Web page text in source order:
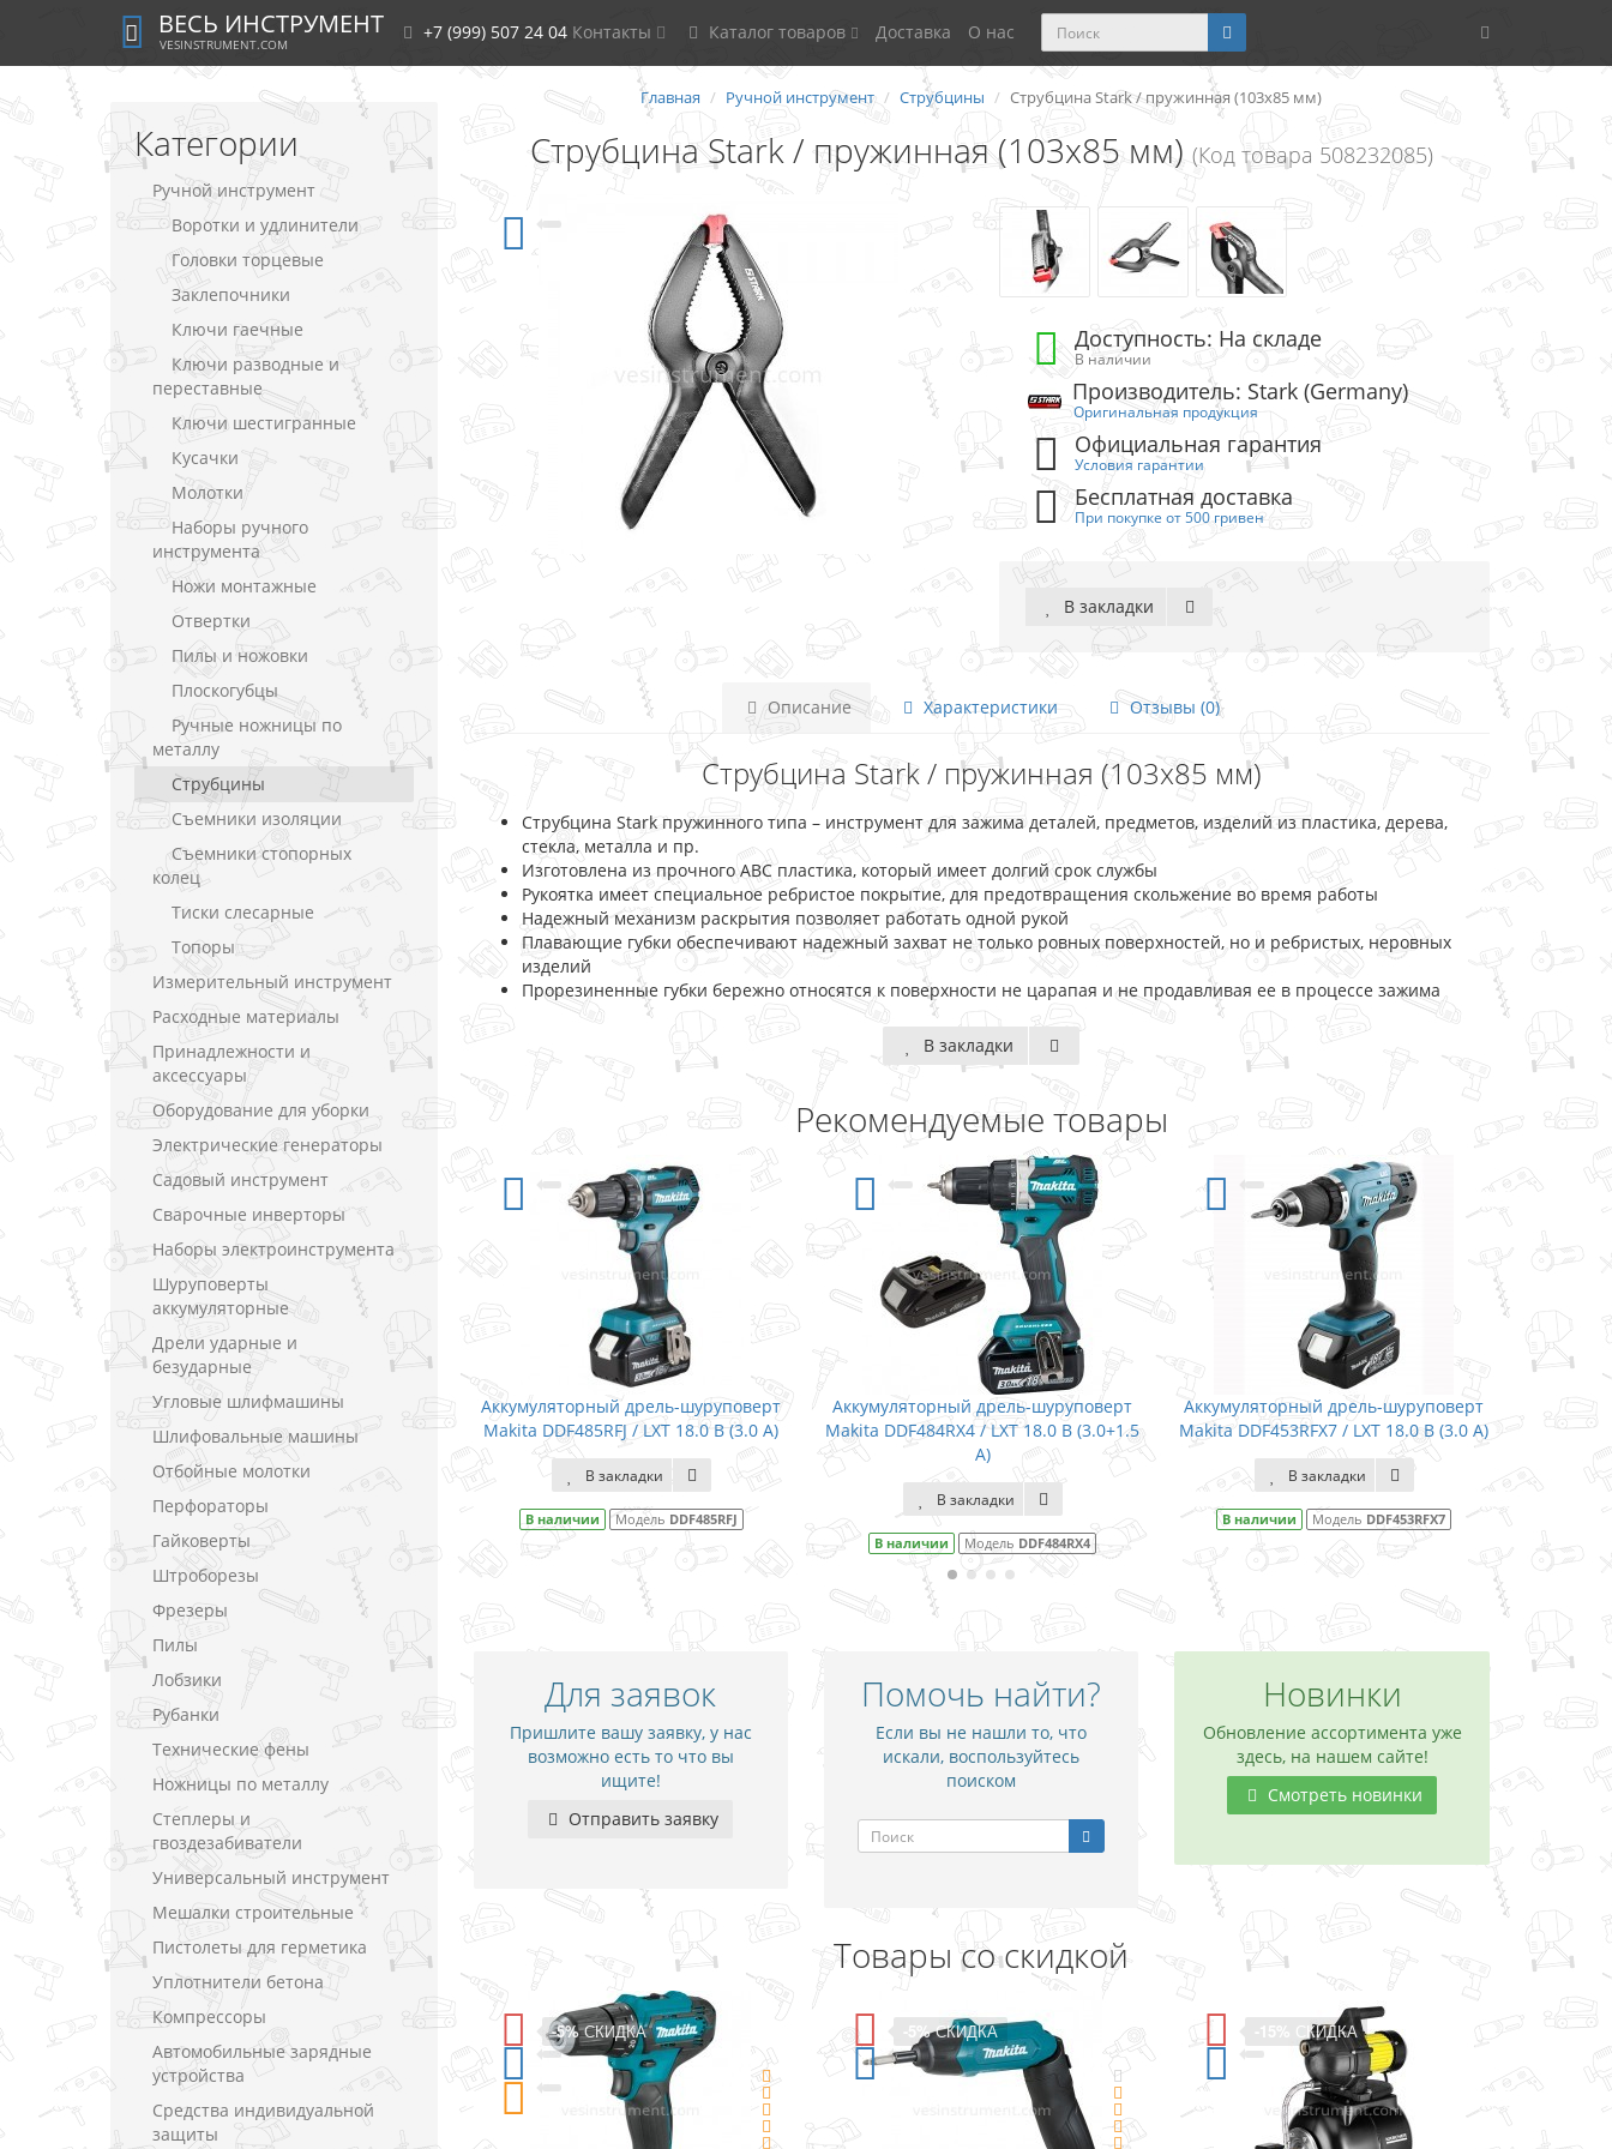
ВЕСЬ ИНСТРУМЕНТ
VESINSTRUMENT.COM
+7 (999) 507 24 04 Контакты Каталог товаров Доставка О нас
Категории
Ручной инструмент
Воротки и удлинители
Головки торцевые
Заклепочники
Ключи гаечные
Ключи разводные и
переставные
Ключи шестигранные
Кусачки
Молотки
Наборы ручного
инструмента
Ножи монтажные
Отвертки
Пилы и ножовки
Плоскогубцы
Ручные ножницы по
металлу
Струбцины
Съемники изоляции
Съемники стопорных
колец
Тиски слесарные
Топоры
Измерительный инструмент
Расходные материалы
Принадлежности и
аксессуары
Оборудование для уборки
Электрические генераторы
Садовый инструмент
Сварочные инверторы
Наборы электроинструмента
Шуруповерты
аккумуляторные
Дрели ударные и
безударные
Угловые шлифмашины
Шлифовальные машины
Отбойные молотки
Перфораторы
Гайковерты
Штроборезы
Фрезеры
Пилы
Лобзики
Рубанки
Технические фены
Ножницы по металлу
Степлеры и
гвоздезабиватели
Универсальный инструмент
Мешалки строительные
Пистолеты для герметика
Уплотнители бетона
Компрессоры
Автомобильные зарядные
устройства
Средства индивидуальной
защиты
Главная Ручной инструмент Струбцины Струбцина Stark / пружинная (103x85 мм)
Струбцина Stark / пружинная (103x85 мм) (Код товара 508232085)
Доступность: На складе
В наличии
Производитель: Stark (Germany)
Оригинальная продукция
Официальная гарантия
Условия гарантии
Бесплатная доставка
При покупке от 500 гривен
В закладки
Описание Характеристики Отзывы (0)
Струбцина Stark / пружинная (103x85 мм)
Струбцина Stark пружинного типа – инструмент для зажима деталей, предметов, изделий из пластика, дерева,
стекла, металла и пр.
Изготовлена из прочного АВС пластика, который имеет долгий срок службы
Рукоятка имеет специальное ребристое покрытие, для предотвращения скольжение во время работы
Надежный механизм раскрытия позволяет работать одной рукой
Плавающие губки обеспечивают надежный захват не только ровных поверхностей, но и ребристых, неровных
изделий
Прорезиненные губки бережно относятся к поверхности не царапая и не продавливая ее в процессе зажима
В закладки
Рекомендуемые товары
Аккумуляторный шуруповерт с
ударом Makita TD126DWE / 14.4 В (1.5
А)
В закладки
В наличии МодельTD126DWE
Аккумуляторный дрель-шуруповерт
Makita DDF485RFJ / LXT 18.0 В (3.0 А)
В закладки
МодельDDF485RFJ
Аккумуляторный дрель-шуруповерт
Makita DDF484RX4 / LXT 18.0 В (3.0+1.5
В наличии МодельDDF484RX4
Аккумуляторный дрель-шуруповерт
Makita DDF453RFX7 / LXT 18.0 В (3.0 А)
В закладки
В наличии МодельDDF453RFX7
Аккумуляторный
Makita DDF453SFX7
В
В наличии
Для заявок
Пришлите вашу заявку, у нас
возможно есть то что вы
ищите!
Отправить заявку
Помочь найти?
Если вы не нашли то, что
искали, воспользуйтесь
поиском
Новинки
Обновление ассортимента уже
здесь, на нашем сайте!
Смотреть новинки
Товары со скидкой
СКИДКА СКИДКА -5%СКИДКА -15% СКИДКА -11% СКИДКА